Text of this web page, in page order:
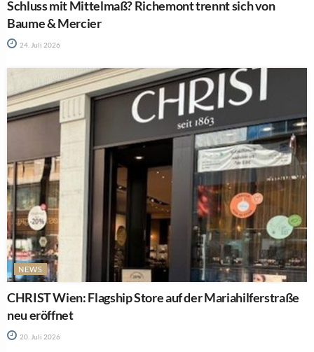
Schluss mit Mittelmaß? Richemont trennt sich von
Baume & Mercier
24. Juli 2026
NEWS
CHRIST Wien: Flagship Store auf der Mariahilferstraße
neu eröffnet
20. Juli 2026